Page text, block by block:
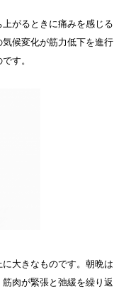
がるときに痛みを感じる
候変化が筋力低下を進行
す。
に大きなものです。朝晩は
肉が緊張と弛緩を繰り返